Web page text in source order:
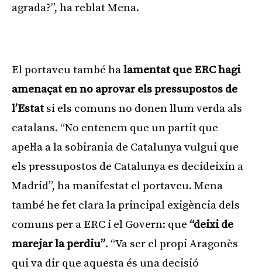
agrada?”, ha reblat Mena.
El portaveu també halamentat que ERC hagi
amenaçat en no aprovar els pressupostos de
l’Estatsi els comuns no donen llum verda als
catalans. “No entenem que un partit que
apel·la a la sobirania de Catalunya vulgui que
els pressupostos de Catalunya es decideixin a
Madrid”, ha manifestat el portaveu. Mena
també he fet clara la principal exigència dels
comuns per a ERC i el Govern: que “deixi de
marejar la perdiu”. “Va ser el propi Aragonès
qui va dir que aquesta és una decisió